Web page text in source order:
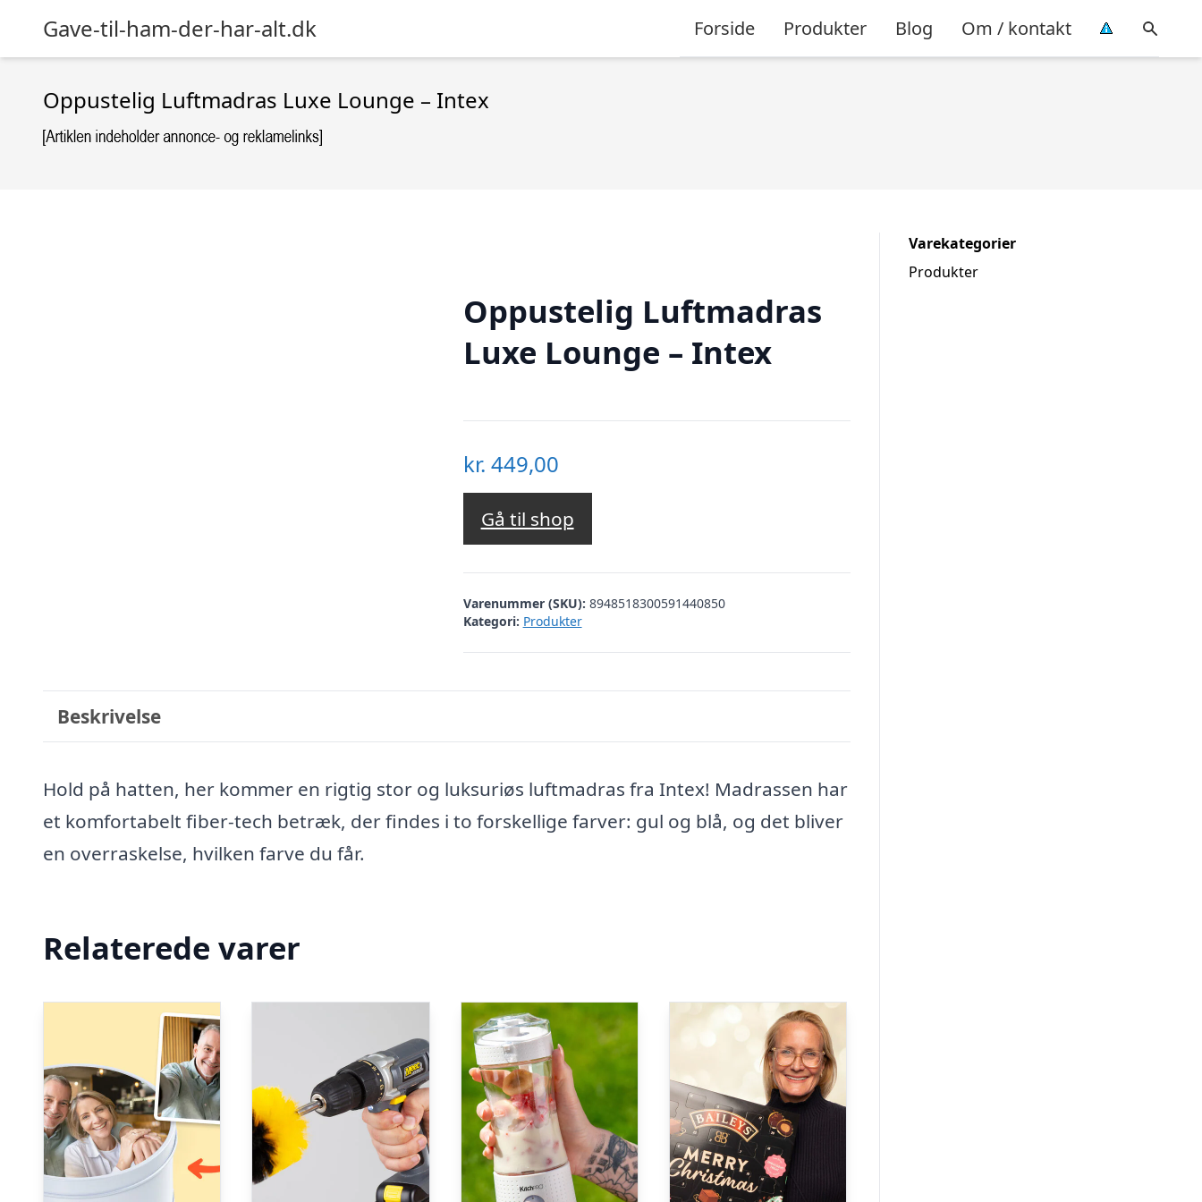
Gave-til-ham-der-har-alt.dk Forside Produkter Blog Om / kontakt
Oppustelig Luftmadras Luxe Lounge – Intex
Oppustelig Luftmadras
Luxe Lounge – Intex
kr. 449,00
Gå til shop
Varenummer (SKU): 8948518300591440850
Kategori: Produkter
Beskrivelse
Hold på hatten, her kommer en rigtig stor og luksuriøs luftmadras fra Intex! Madrassen har
et komfortabelt fiber-tech betræk, der findes i to forskellige farver: gul og blå, og det bliver
en overraskelse, hvilken farve du får.
Relaterede varer
Varekategorier
Produkter